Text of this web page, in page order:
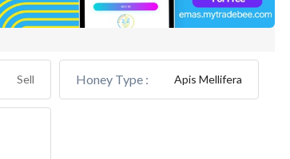
Sell Honey Type : Apis Mellifera